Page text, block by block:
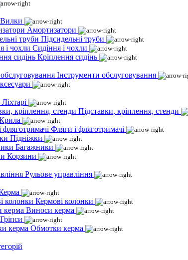
Вилки
Амортизатори
Підсидельні труби
Сидіння і чохли
Кріплення сидінь
Інструменти обслуговування
Ліхтарі
Підставки, кріплення, стенди
Фляги і фляготримачі
Підніжки
Багажники
Корзини
Рульове управління
Кермові колонки
Виноси керма
Гріпси
Обмотки керма